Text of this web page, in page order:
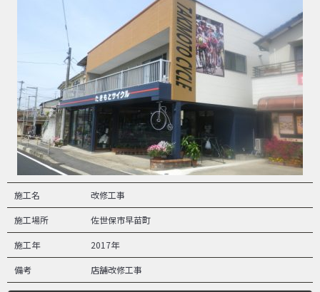
施工名 改修工事
施工場所 佐世保市早苗町
施工年 2017年
備考 店舗改修工事